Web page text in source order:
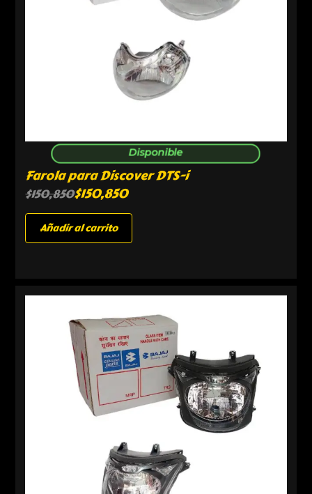
Disponible
Farola para Discover DTS-i
$150,850$150,850
Añadir al carrito